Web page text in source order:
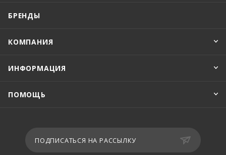
БРЕНДЫ
КОМПАНИЯ
ИНФОРМАЦИЯ
ПОМОЩЬ
ПОДПИСАТЬСЯ НА РАССЫЛКУ